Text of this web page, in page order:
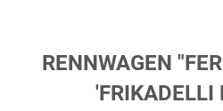
Zum
AnfangRENNWAGEN
'FRIKADELLI